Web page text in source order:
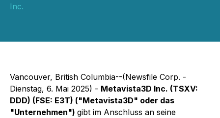
Inc.
Vancouver, British Columbia--(Newsfile Corp. -
Dienstag, 6. Mai 2025) - Metavista3D Inc. (TSXV:
DDD) (FSE: E3T) ("Metavista3D" oder das
"Unternehmen") gibt im Anschluss an seine